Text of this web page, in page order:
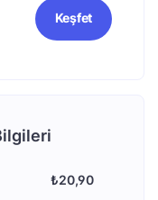
Keşfet
₺20,90